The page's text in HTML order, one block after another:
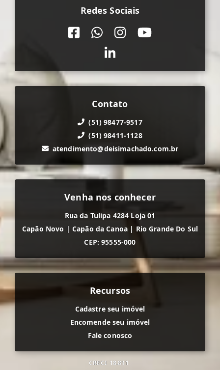
Redes Sociais
Contato
(51) 98477-9517
(51) 98411-1128
atendimento@deisimachado.com.br
Venha nos conhecer
Rua da Tulipa 4284 Loja 01
Capão Novo | Capão da Canoa | Rio Grande Do Sul
CEP: 95555-000
Recursos
Cadastre seu imóvel
Encomende seu imóvel
Fale conosco
CRECI 18.811